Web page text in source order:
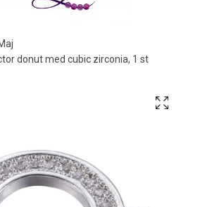
donut med cubic zirconia, 1 st